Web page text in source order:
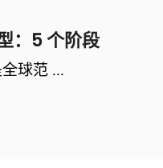
：5 个阶段
球范 ...